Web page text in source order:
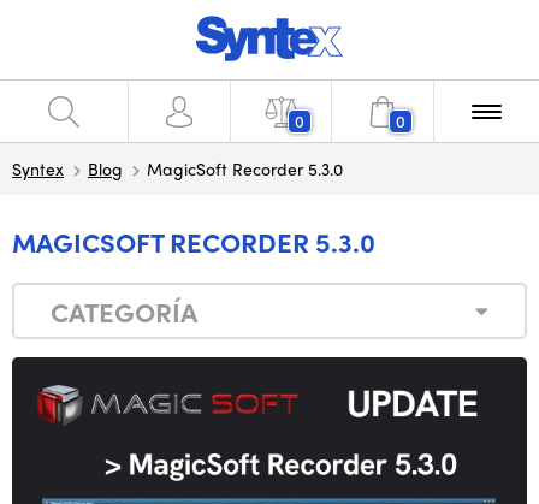
0 0
Syntex Blog MagicSoft Recorder 5.3.0
MAGICSOFT RECORDER 5.3.0
CATEGORÍA